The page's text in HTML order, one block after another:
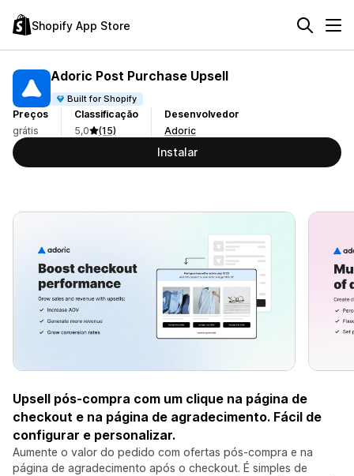
Shopify App Store
Adoric Post Purchase Upsell
Built for Shopify
Preços
grátis
Classificação
5,0
(15)
Desenvolvedor
Adoric
Instalar
Upsell pós-compra com um clique na página de
checkout e na página de agradecimento. Fácil de
configurar e personalizar.
Aumente o valor do pedido com ofertas pós-compra e na
página de agradecimento após o checkout. É simples de